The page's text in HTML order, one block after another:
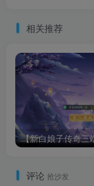
相关推荐
评论 抢沙发